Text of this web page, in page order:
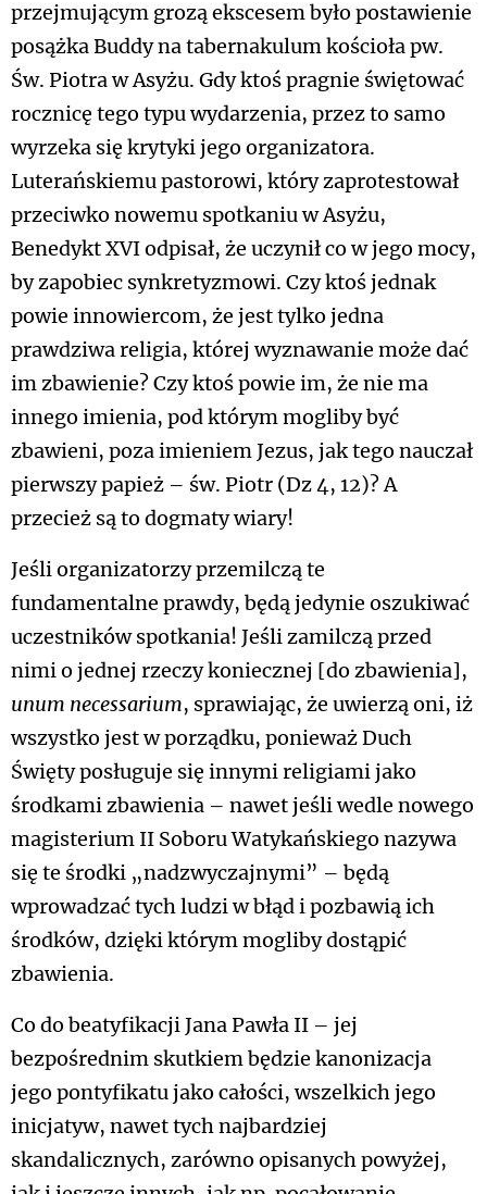
przejmującym grozą ekscesem było postawienie
posążka Buddy na tabernakulum kościoła pw.
Św. Piotra w Asyżu. Gdy ktoś pragnie świętować
rocznicę tego typu wydarzenia, przez to samo
wyrzeka się krytyki jego organizatora.
Luterańskiemu pastorowi, który zaprotestował
przeciwko nowemu spotkaniu w Asyżu,
Benedykt XVI odpisał, że uczynił co w jego mocy,
by zapobiec synkretyzmowi. Czy ktoś jednak
powie innowiercom, że jest tylko jedna
prawdziwa religia, której wyznawanie może dać
im zbawienie? Czy ktoś powie im, że nie ma
innego imienia, pod którym mogliby być
zbawieni, poza imieniem Jezus, jak tego nauczał
pierwszy papież – św. Piotr (Dz 4, 12)? A
przecież są to dogmaty wiary!
Jeśli organizatorzy przemilczą te
fundamentalne prawdy, będą jedynie oszukiwać
uczestników spotkania! Jeśli zamilczą przed
nimi o jednej rzeczy koniecznej [do zbawienia],
unum necessarium, sprawiając, że uwierzą oni, iż
wszystko jest w porządku, ponieważ Duch
Święty posługuje się innymi religiami jako
środkami zbawienia – nawet jeśli wedle nowego
magisterium II Soboru Watykańskiego nazywa
się te środki „nadzwyczajnymi” – będą
wprowadzać tych ludzi w błąd i pozbawią ich
środków, dzięki którym mogliby dostąpić
zbawienia.
Co do beatyfikacji Jana Pawła II – jej
bezpośrednim skutkiem będzie kanonizacja
jego pontyfikatu jako całości, wszelkich jego
inicjatyw, nawet tych najbardziej
skandalicznych, zarówno opisanych powyżej,